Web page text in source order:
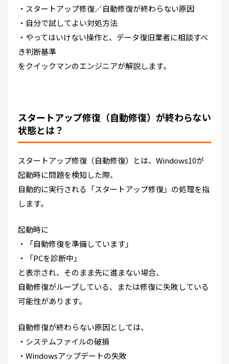
・スタートアップ修復／自動修復が終わらない原因
・自分で試してよい対処方法
・やってはいけない操作と、データ復旧業者に相談すべ
き判断基準
をクイックマンのエンジニアが解説します。
スタートアップ修復（自動修復）が終わらない
状態とは？
スタートアップ修復（自動修復）とは、Windows10が
起動時に問題を検知した際、
自動的に実行される「スタートアップ修復」の処理を指
します。
起動時に
・「自動修復を準備しています」
・「PCを診断中」
と表示され、そのまま先に進まない場合、
自動修復がループしている、または修復に失敗している
可能性があります。
自動修復が終わらない原因としては、
・システムファイルの破損
・Windowsアップデートの失敗